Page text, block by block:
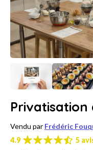
Privatisation
Vendu par Frédéric
4.9
5